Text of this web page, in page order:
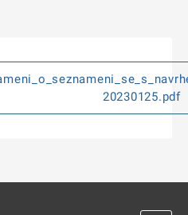
20230125.pdf